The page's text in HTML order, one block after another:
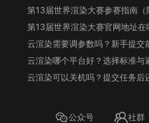
云渲染需要调参数吗？新手提交
云渲染哪个平台好？选择标准与
公众号 社群